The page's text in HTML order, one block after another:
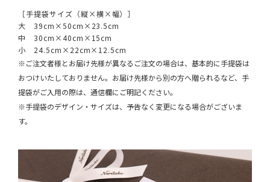
［手提袋サイズ（縦×横×幅）］
大 39cm×50cm×23.5cm
中 30cm×40cm×15cm
小 24.5cm×22cm×12.5cm
※ご注文者様とお届け先様が異なるご注文の場合は、基本的に手提袋は
おつけいたしておりません。お届け先様から別の方へ贈られるなど、手
提袋がご入用の際は、通信欄にご明記ください。
※手提袋のデザイン・サイズは、予告なく変更になる場合がございま
す。